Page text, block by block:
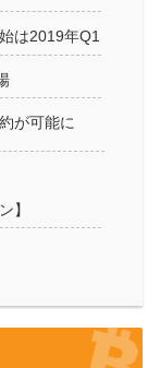
は2019年Q1
が可能に
】